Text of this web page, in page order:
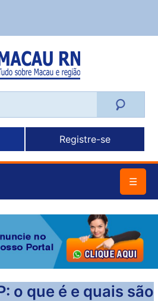
Registre-se
☰
o que é e quais são